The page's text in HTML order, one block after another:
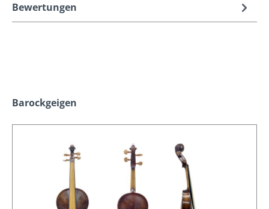
Bewertungen
Produktgalerie überspringen
Barockgeigen